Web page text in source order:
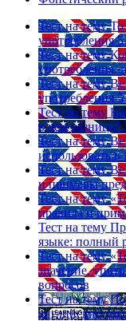
Тест на тему To
употребления 5
Тест на тему
употребления,
Тест на тему
употребления 5
Тест на тему
в чем разница?
Тест на тему
использовать в
Тест на тему
и примеры
Тест на тему
правила и
Тест на тему
языке: полный
Тест на тему
значение,
вопросов
Тест на тему
английский